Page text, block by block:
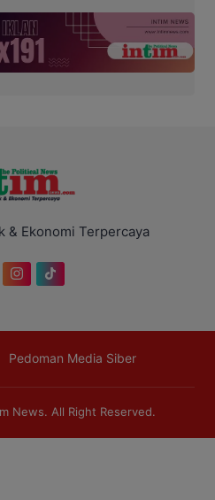
& Ekonomi Terpercaya
Pedoman Media Siber
News. All Right Reserved.